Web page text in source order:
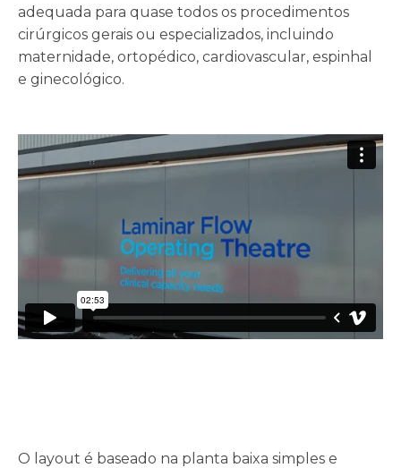
adequada para quase todos os procedimentos
cirúrgicos gerais ou especializados, incluindo
maternidade, ortopédico, cardiovascular, espinhal
e ginecológico.
O layout é baseado na planta baixa simples e